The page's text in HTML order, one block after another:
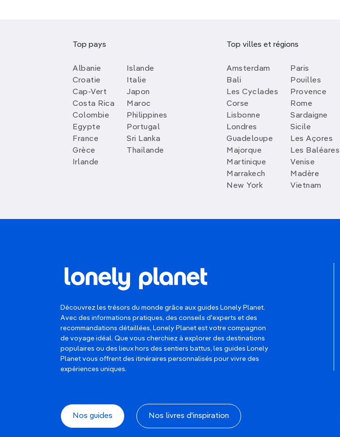
Top pays
Albanie
Croatie
Cap-Vert
Costa Rica
Colombie
Egypte
France
Grèce
Irlande
Islande
Italie
Japon
Maroc
Philippines
Portugal
Sri Lanka
Thailande
Top villes et régions
Amsterdam
Bali
Les Cyclades
Corse
Lisbonne
Londres
Guadeloupe
Majorque
Martinique
Marrakech
New York
Paris
Pouilles
Provence
Rome
Sardaigne
Sicile
Les Açores
Les Baléares
Venise
Madère
Vietnam
Découvrez les trésors du monde grâce aux guides Lonely Planet.
Avec des informations pratiques, des conseils d'experts et des
recommandations détaillées, Lonely Planet est votre compagnon
de voyage idéal. Que vous cherchiez à explorer des destinations
populaires ou des lieux hors des sentiers battus, les guides Lonely
Planet vous offrent des itinéraires personnalisés pour vivre des
expériences uniques.
Nos guides Nos livres d'inspiration